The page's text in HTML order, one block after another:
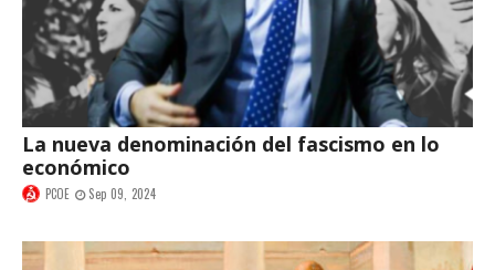
La nueva denominación del fascismo en lo
económico
PCOE Sep 09, 2024